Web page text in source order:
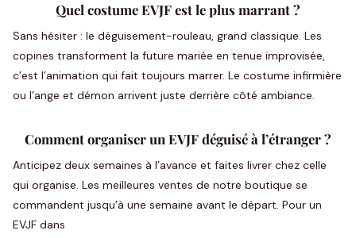
Quel costume EVJF est le plus marrant ?
Sans hésiter : le déguisement-rouleau, grand classique. Les
copines transforment la future mariée en tenue improvisée,
c’est l’animation qui fait toujours marrer. Le costume infirmière
ou l’ange et démon arrivent juste derrière côté ambiance.
Comment organiser un EVJF déguisé à l’étranger ?
Anticipez deux semaines à l’avance et faites livrer chez celle
qui organise. Les meilleures ventes de notre boutique se
commandent jusqu’à une semaine avant le départ. Pour un
EVJF dans